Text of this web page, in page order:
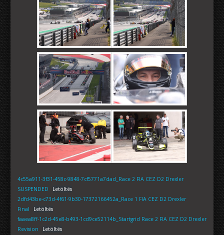
4c55a911-3f31-458c-9848-7cf5771a7dad_Race 2 FIA CEZ D2 Drexler
SUSPENDED
Letöltés
2dfd43be-c73d-4f61-9b30-17372166452a_Race 1 FIA CEZ D2 Drexler
Final
Letöltés
faaea8ff-1c2d-45e8-b493-1cd9ce52114b_Startgrid Race 2 FIA CEZ D2 Drexler
Revision
Letöltés